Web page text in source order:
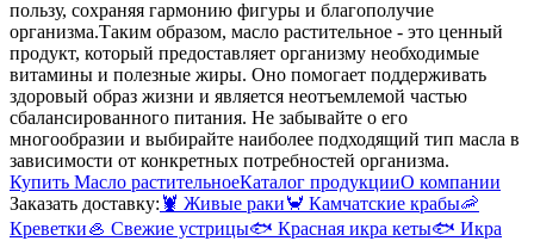
пользу, сохраняя гармонию фигуры и благополучие
организма.Таким образом, масло растительное - это ценный
продукт, который предоставляет организму необходимые
витамины и полезные жиры. Оно помогает поддерживать
здоровый образ жизни и является неотъемлемой частью
сбалансированного питания. Не забывайте о его
многообразии и выбирайте наиболее подходящий тип масла в
зависимости от конкретных потребностей организма.
Купить Масло растительноеКаталог продукцииО компании
Заказать доставку: 🦞 Живые раки🦀 Камчатские крабы🦐
Креветки🦪 Свежие устрицы🐟 Красная икра кеты🐟 Икра